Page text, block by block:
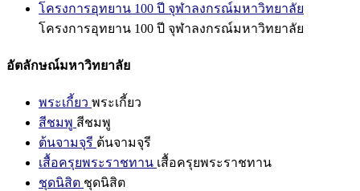
โครงการอุทยาน 100 ปี จุฬาลงกรณ์มหาวิทยาลัย
โครงการอุทยาน 100 ปี จุฬาลงกรณ์มหาวิทยาลัย
อัตลักษณ์มหาวิทยาลัย
พระเกี้ยว พระเกี้ยว
สีชมพู สีชมพู
ต้นจามจุรี ต้นจามจุรี
เสื้อครุยพระราชทาน เสื้อครุยพระราชทาน
ชุดนิสิต ชุดนิสิต